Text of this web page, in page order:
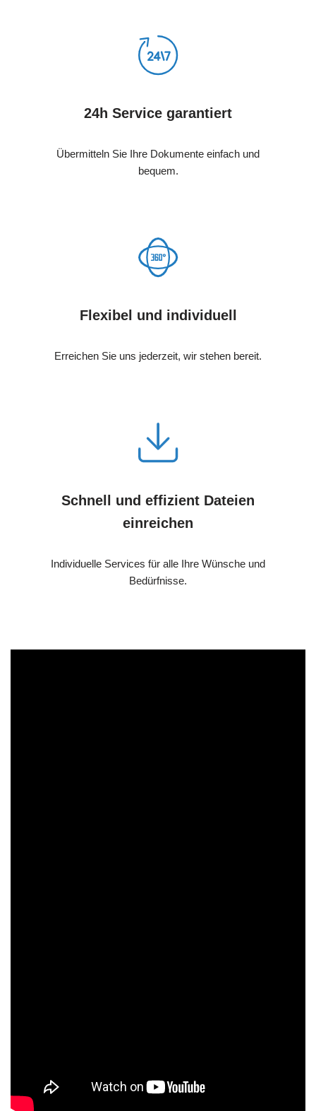
24h Service garantiert
Übermitteln Sie Ihre Dokumente einfach und
bequem.
Flexibel und individuell
Erreichen Sie uns jederzeit, wir stehen bereit.
Schnell und effizient Dateien
einreichen
Individuelle Services für alle Ihre Wünsche und
Bedürfnisse.